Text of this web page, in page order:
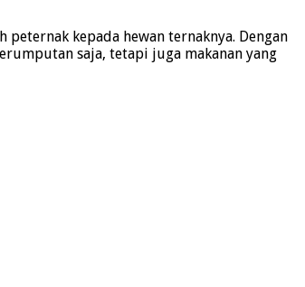
kepada hewan ternaknya. Dengan
saja, tetapi juga makanan yang